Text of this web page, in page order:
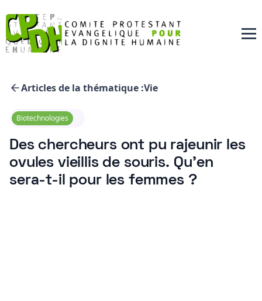
Articles de la thématique :Vie
Biotechnologies
Des chercheurs ont pu rajeunir les
ovules vieillis de souris. Qu’en
sera-t-il pour les femmes ?